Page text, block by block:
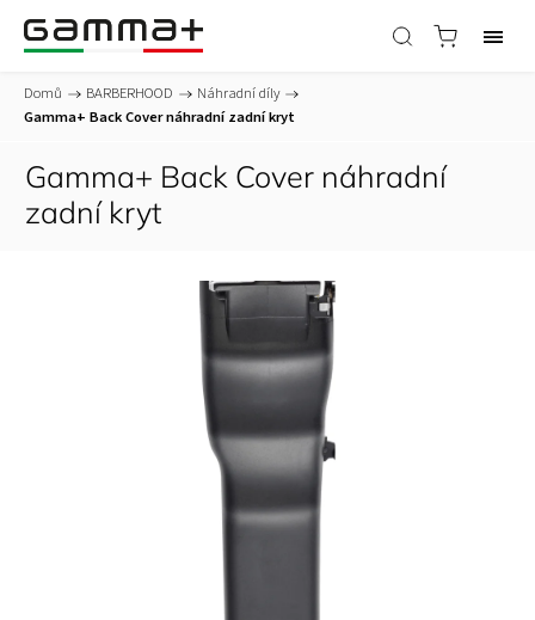
Domů / BARBERHOOD / Náhradní díly /
Gamma+ Back Cover náhradní zadní kryt
Gamma+ Back Cover náhradní
zadní kryt